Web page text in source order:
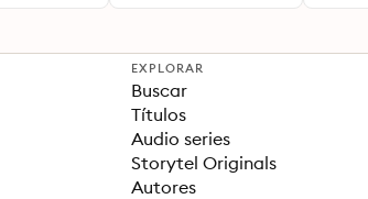
EXPLORAR
Buscar
Títulos
Audio series
Storytel Originals
Autores